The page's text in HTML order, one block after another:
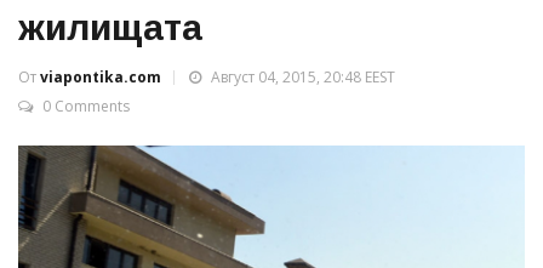
жилищата
Отviapontika.com
Август 04, 2015, 20:48 EEST
0 Comments